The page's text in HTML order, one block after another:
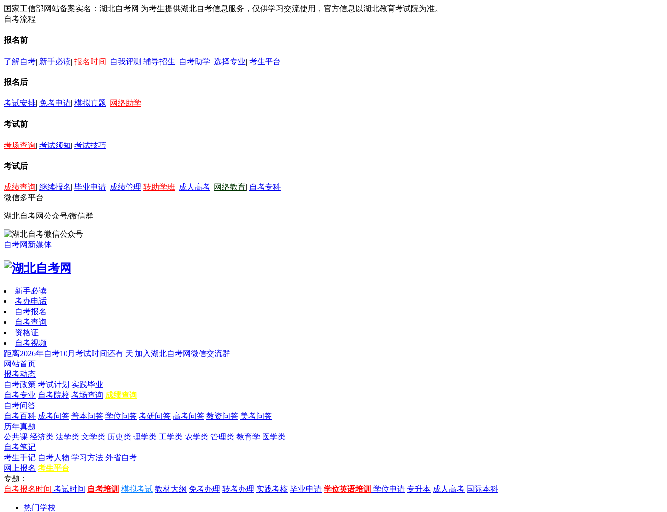
国家工信部网站备案实名：湖北自考网 为考生提供湖北自考信息服务，仅供学习交流使用，官方信息以湖北教育考试院为准。
自考流程
报名前
了解自考| 新手必读| 报名时间| 自我评测 辅导招生| 自考助学| 选择专业| 考生平台
报名后
考试安排| 免考申请| 模拟真题| 网络助学
考试前
考场查询| 考试须知| 考试技巧
考试后
成绩查询| 继续报名| 毕业申请| 成绩管理 转助学班| 成人高考| 网络教育| 自考专科
微信多平台
湖北自考网公众号/微信群
自考网新媒体
新手必读
考办电话
自考报名
自考查询
资格证
自考视频
距离2026年自考10月考试时间还有 天 加入湖北自考网微信交流群
网站首页
报考动态
自考政策 考试计划 实践毕业
自考专业 自考院校 考场查询 成绩查询
自考问答
自考百科 成考问答 普本问答 学位问答 考研问答 高考问答 教资问答 美考问答
历年真题
公共课 经济类 法学类 文学类 历史类 理学类 工学类 农学类 管理类 教育学 医学类
自考笔记
考生手记 自考人物 学习方法 外省自考
网上报名 考生平台
专题：
自考报名时间 考试时间 自考培训 模拟考试 教材大纲 免考办理 转考办理 实践考核 毕业申请 学位英语培训 学位申请 专升本 成人高考 国际本科
热门学校